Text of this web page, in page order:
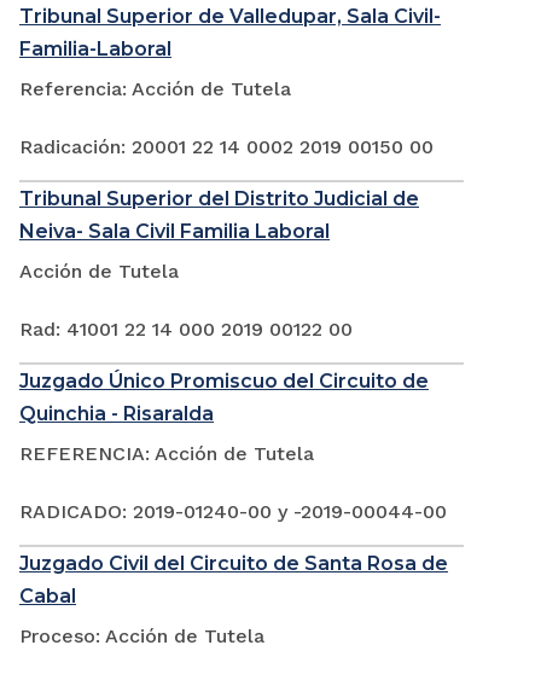
Tribunal Superior de Valledupar, Sala Civil-
Familia-Laboral
Referencia: Acción de Tutela
Radicación: 20001 22 14 0002 2019 00150 00
Tribunal Superior del Distrito Judicial de
Neiva- Sala Civil Familia Laboral
Acción de Tutela
Rad: 41001 22 14 000 2019 00122 00
Juzgado Único Promiscuo del Circuito de
Quinchia - Risaralda
REFERENCIA: Acción de Tutela
RADICADO: 2019-01240-00 y -2019-00044-00
Juzgado Civil del Circuito de Santa Rosa de
Cabal
Proceso: Acción de Tutela